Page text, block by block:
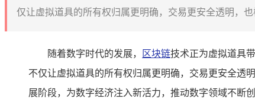
仅让虚拟道具的所有权归属更明确，交易更安全透明，
随着数字时代的发展， 区块链技术正为虚拟道具
不仅让虚拟道具的所有权归属更明确，交易更安全透
展阶段，为数字经济注入新活力，推动数字领域不断创